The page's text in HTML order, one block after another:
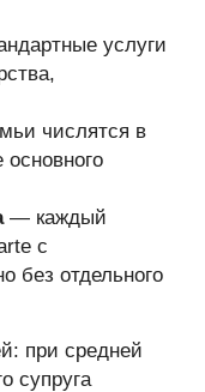
услуги
числятся в
— каждый
с
без отдельного
при средней
супруга